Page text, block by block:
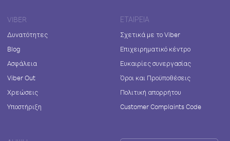
VIBER
Δυνατότητες
Blog
Ασφάλεια
Viber Out
Χρεώσεις
Υποστήριξη
ΕΤΑΙΡΕΊΑ
Σχετικά με το Viber
Επιχειρηματικό κέντρο
Ευκαιρίες συνεργασίας
Όροι και Προϋποθέσεις
Πολιτική απορρήτου
Customer Complaints Code